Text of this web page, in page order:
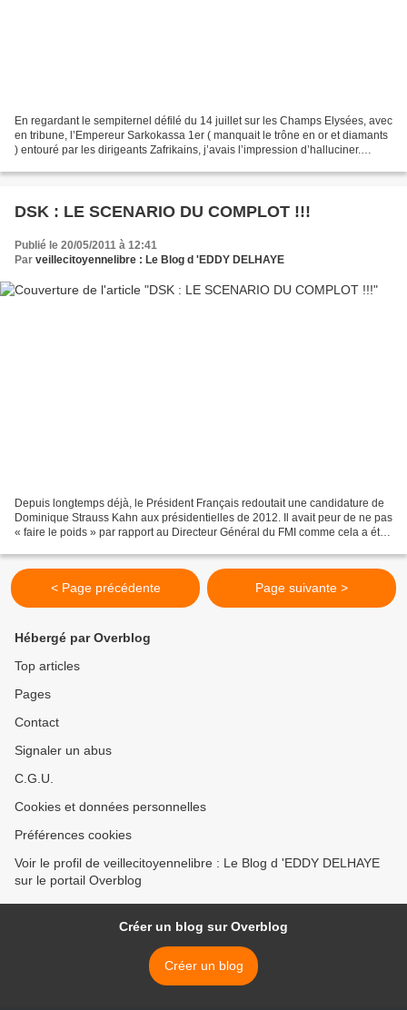
En regardant le sempiternel défilé du 14 juillet sur les Champs Elysées, avec
en tribune, l’Empereur Sarkokassa 1er ( manquait le trône en or et diamants
) entouré par les dirigeants Zafrikains, j’avais l’impression d’halluciner.
DSK : LE SCENARIO DU COMPLOT !!!
Publié le 20/05/2011 à 12:41
Par veillecitoyennelibre : Le Blog d 'EDDY DELHAYE
Depuis longtemps déjà, le Président Français redoutait une candidature de
Dominique Strauss Kahn aux présidentielles de 2012. Il avait peur de ne pas
« faire le poids » par rapport au Directeur Général du FMI comme cela a été
< Page précédente Page suivante >
Hébergé par Overblog
Top articles
Pages
Contact
Signaler un abus
C.G.U.
Cookies et données personnelles
Préférences cookies
Voir le profil de veillecitoyennelibre : Le Blog d 'EDDY DELHAYE
sur le portail Overblog
Créer un blog sur Overblog
Créer un blog